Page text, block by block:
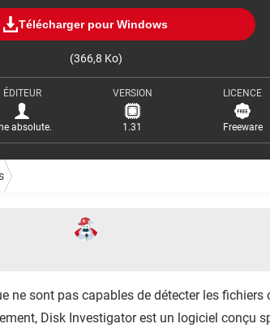
Télécharger pour Windows
(366,8 Ko)
ÉDITEUR
absolute.
VERSION
1.31
LICENCE
Freeware
ne sont pas capables de détecter les fichiers
Disk Investigator est un logiciel conçu